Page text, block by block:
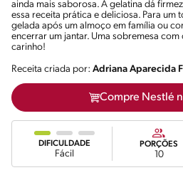
ainda mais saborosa. A gelatina dá
essa receita prática e deliciosa. Para um
gelada após um almoço em família ou
encerrar um jantar. Uma sobremesa
carinho!
Receita criada por: Adriana Aparecida
Compre Nestlé
DIFICULDADE
Fácil
PORÇÕES
10